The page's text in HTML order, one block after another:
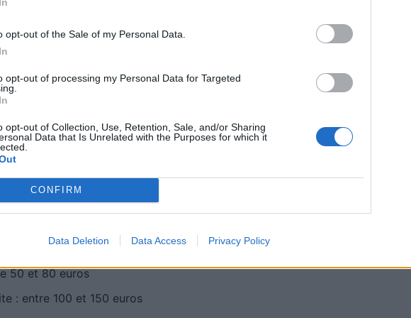
opt-out of the Sale of my Personal Data.
opt-out of processing my Personal Data for Targeted
opt-out of Collection, Use, Retention, Sale, and/or Sharing
Data that Is Unrelated with the Purposes for which it
CONFIRM
Data Deletion Data Access Privacy Policy
important de souligner que les seniors ne sont
Ils sont autant concernés que les conducteurs
test pour les seniors
complémentaires. La première serait
la coordination motrice ou encore les réflexes.
traitant ou un praticien agréé.
route. Elle aurait pour but d’évaluer la vigilance,
des décisions adaptées en circulation.
50 et 80 euros
: entre 100 et 150 euros